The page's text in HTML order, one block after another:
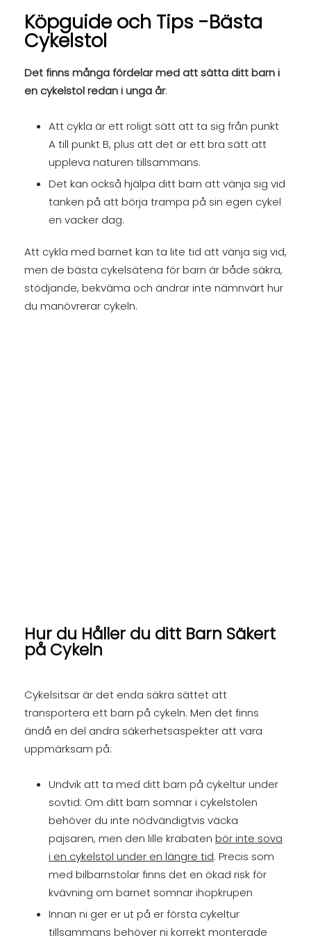
Köpguide och Tips -Bästa
Cykelstol
Det finns många fördelar med att sätta ditt barn i
en cykelstol redan i unga år:
Att cykla är ett roligt sätt att ta sig från punkt
A till punkt B, plus att det är ett bra sätt att
uppleva naturen tillsammans.
Det kan också hjälpa ditt barn att vänja sig vid
tanken på att börja trampa på sin egen cykel
en vacker dag.
Att cykla med barnet kan ta lite tid att vänja sig vid,
men de bästa cykelsätena för barn är både säkra,
stödjande, bekväma och ändrar inte nämnvärt hur
du manövrerar cykeln.
Hur du Håller du ditt Barn Säkert
på Cykeln
Cykelsitsar är det enda säkra sättet att
transportera ett barn på cykeln. Men det finns
ändå en del andra säkerhetsaspekter att vara
uppmärksam på:
Undvik att ta med ditt barn på cykeltur under
sovtid: Om ditt barn somnar i cykelstolen
behöver du inte nödvändigtvis väcka
pajsaren, men den lille krabaten bör inte sova
i en cykelstol under en längre tid. Precis som
med bilbarnstolar finns det en ökad risk för
kvävning om barnet somnar ihopkrupen
Innan ni ger er ut på er första cykeltur
tillsammans behöver ni korrekt monterade